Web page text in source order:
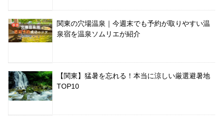
関東の穴場温泉｜今週末でも予約が取りやすい温
泉宿を温泉ソムリエが紹介
【関東】猛暑を忘れる！本当に涼しい厳選避暑地
TOP10